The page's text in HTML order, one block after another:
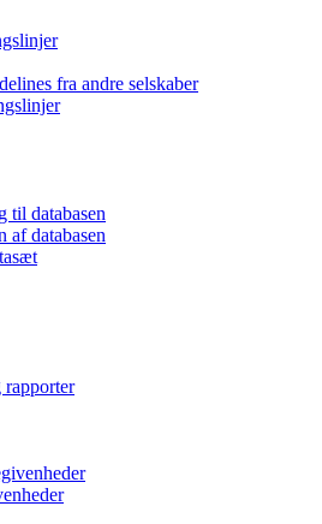
fra andre selskaber
til databasen
af databasen